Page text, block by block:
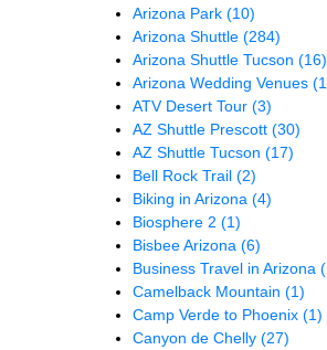
Arizona Park (10)
Arizona Shuttle (284)
Arizona Shuttle Tucson (16)
Arizona Wedding Venues
ATV Desert Tour (3)
AZ Shuttle Prescott (30)
AZ Shuttle Tucson (17)
Bell Rock Trail (2)
Biking in Arizona (4)
Biosphere 2 (1)
Bisbee Arizona (6)
Business Travel in Arizona
Camelback Mountain (1)
Camp Verde to Phoenix (1)
Canyon de Chelly (27)